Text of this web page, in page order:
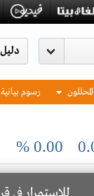
المحللون رسوم بيانية
0.00 %